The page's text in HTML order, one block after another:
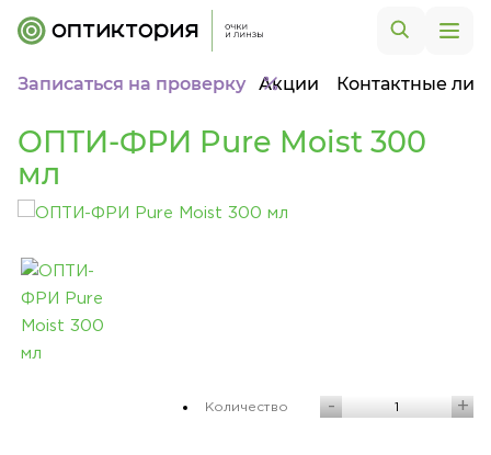
Записаться на проверку Акции Контактные
ОПТИ-ФРИ Pure Moist 300
мл
Количество - +